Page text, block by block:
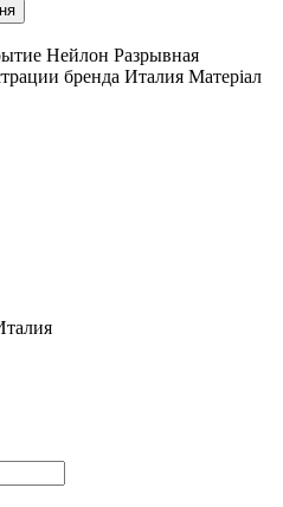
Нейлон Разрывная
бренда Италия Матеріал